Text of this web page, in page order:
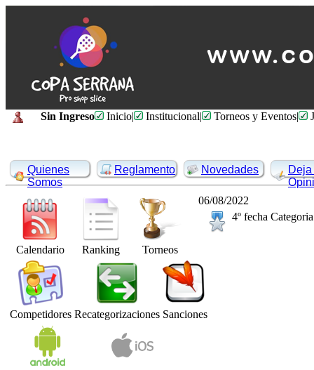
Sin Ingreso Inicio| Institucional| Torneos y Eventos|
Quienes
Somos
Reglamento Novedades
Deja
Calendario Ranking Torneos
Competidores Recategorizaciones Sanciones
06/08/2022
4º fecha